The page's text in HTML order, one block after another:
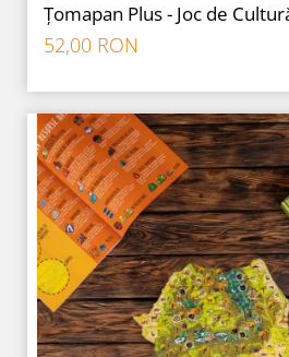
Țomapan Plus - Joc de
52,00 RON